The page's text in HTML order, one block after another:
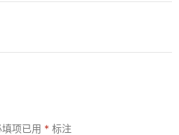
填项已用 * 标注